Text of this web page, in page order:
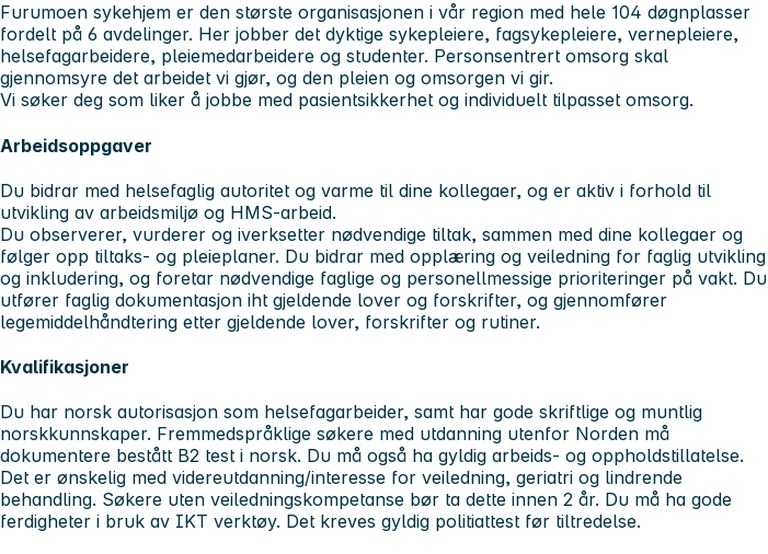
Furumoen sykehjem er den største organisasjonen i vår region med hele 104 døgnplasser
fordelt på 6 avdelinger. Her jobber det dyktige sykepleiere, fagsykepleiere, vernepleiere,
helsefagarbeidere, pleiemedarbeidere og studenter. Personsentrert omsorg skal
gjennomsyre det arbeidet vi gjør, og den pleien og omsorgen vi gir.
Vi søker deg som liker å jobbe med pasientsikkerhet og individuelt tilpasset omsorg.
Arbeidsoppgaver
Du bidrar med helsefaglig autoritet og varme til dine kollegaer, og er aktiv i forhold til
utvikling av arbeidsmiljø og HMS-arbeid.
Du observerer, vurderer og iverksetter nødvendige tiltak, sammen med dine kollegaer og
følger opp tiltaks- og pleieplaner. Du bidrar med opplæring og veiledning for faglig utvikling
og inkludering, og foretar nødvendige faglige og personellmessige prioriteringer på vakt. Du
utfører faglig dokumentasjon iht gjeldende lover og forskrifter, og gjennomfører
legemiddelhåndtering etter gjeldende lover, forskrifter og rutiner.
Kvalifikasjoner
Du har norsk autorisasjon som helsefagarbeider, samt har gode skriftlige og muntlig
norskkunnskaper. Fremmedspråklige søkere med utdanning utenfor Norden må
dokumentere bestått B2 test i norsk. Du må også ha gyldig arbeids- og oppholdstillatelse.
Det er ønskelig med videreutdanning/interesse for veiledning, geriatri og lindrende
behandling. Søkere uten veiledningskompetanse bør ta dette innen 2 år. Du må ha gode
ferdigheter i bruk av IKT verktøy. Det kreves gyldig politiattest før tiltredelse.